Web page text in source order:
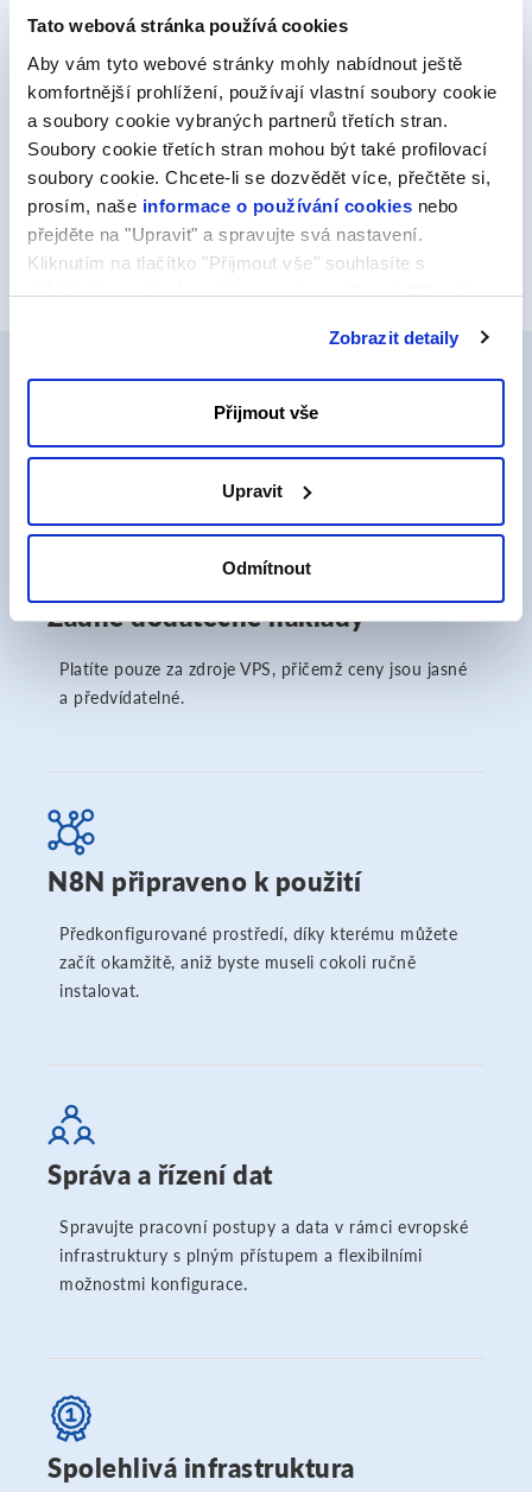
Tato webová stránka používá cookies
Aby vám tyto webové stránky mohly nabídnout ještě
komfortnější prohlížení, používají vlastní soubory cookie
a soubory cookie vybraných partnerů třetích stran.
Soubory cookie třetích stran mohou být také profilovací
soubory cookie. Chcete-li se dozvědět více, přečtěte si,
prosím, naše informace o používání cookies nebo
přejděte na "Upravit" a spravujte svá nastavení.
Kliknutím na tlačítko "Přijmout vše" souhlasíte s
ukládáním souborů cookie ve svém zařízení. Kliknutím
Zobrazit detaily
Přijmout vše
Upravit
Odmítnout
Automatizujte procesy a složité pracovní
Vytvářejte pracovní postupy s pomocí triggerů,
podmínek a událostí, kterými můžete automaticky
spravovat opakující se úkoly a koordinovat vícestupňové
procesy.
Classic VPS?
Žádné dodatečné náklady
Platíte pouze za zdroje VPS, přičemž ceny jsou jasné
a předvídatelné.
N8N připraveno k použití
Předkonfigurované prostředí, díky kterému můžete
začít okamžitě, aniž byste museli cokoli ručně
instalovat.
Správa a řízení dat
Spravujte pracovní postupy a data v rámci evropské
infrastruktury s plným přístupem a flexibilními
možnostmi konfigurace.
Spolehlivá infrastruktura